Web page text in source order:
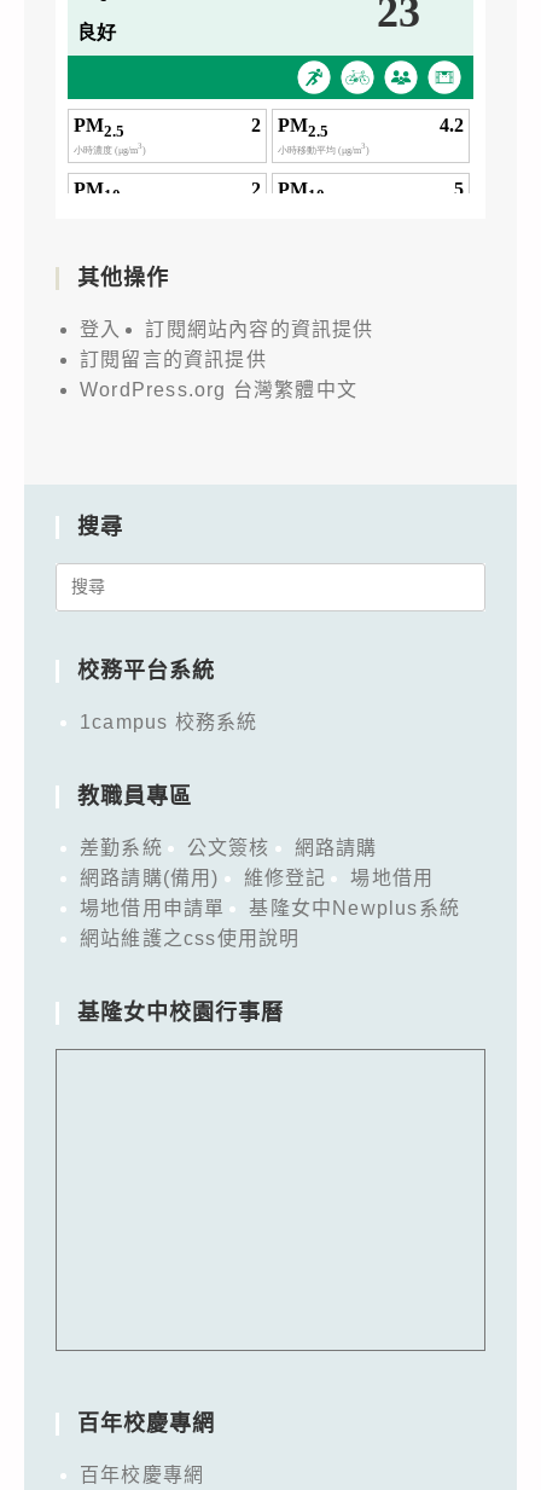
其他操作
登入
訂閱網站內容的資訊提供
訂閱留言的資訊提供
WordPress.org 台灣繁體中文
搜尋
Search
校務平台系統
1campus 校務系統
教職員專區
差勤系統 公文簽核
網路請購
網路請購(備用)
維修登記
場地借用
場地借用申請單
基隆女中Newplus系統
網站維護之css使用說明
基隆女中校園行事曆
百年校慶專網
百年校慶專網